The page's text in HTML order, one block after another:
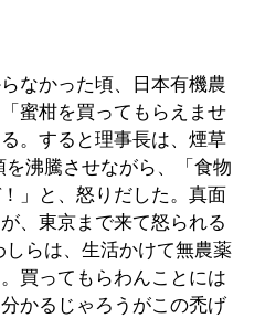
なかった頃、日本有機農
蜜柑を買ってもらえませ
。すると理事長は、煙草
沸騰させながら、「食物
」と、怒りだした。真面
、東京まで来て怒られる
らは、生活かけて無農薬
買ってもらわんことには
かるじゃろうがこの禿げ